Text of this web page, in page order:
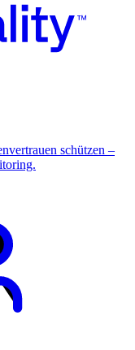
schützen –